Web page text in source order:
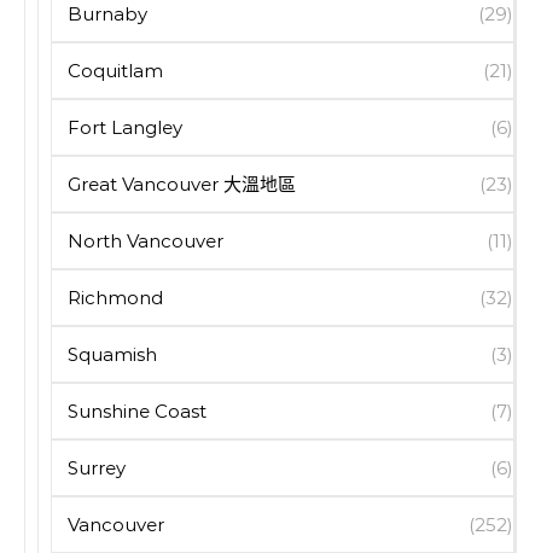
Burnaby (29)
Coquitlam (21)
Fort Langley (6)
Great Vancouver 大溫地區 (23)
North Vancouver (11)
Richmond (32)
Squamish (3)
Sunshine Coast (7)
Surrey (6)
Vancouver (252)